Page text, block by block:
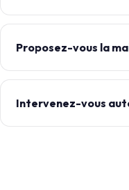
Proposez-vous la
Intervenez-vous